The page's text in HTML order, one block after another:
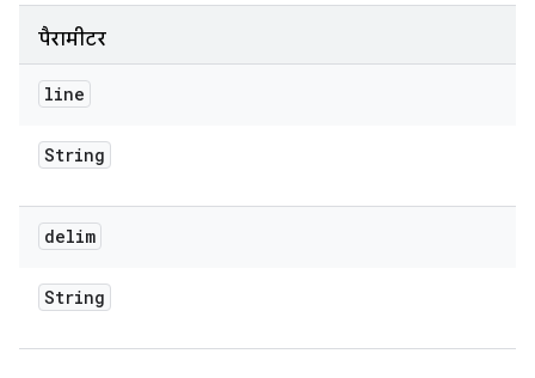
पैरामीटर
line
String
delim
String